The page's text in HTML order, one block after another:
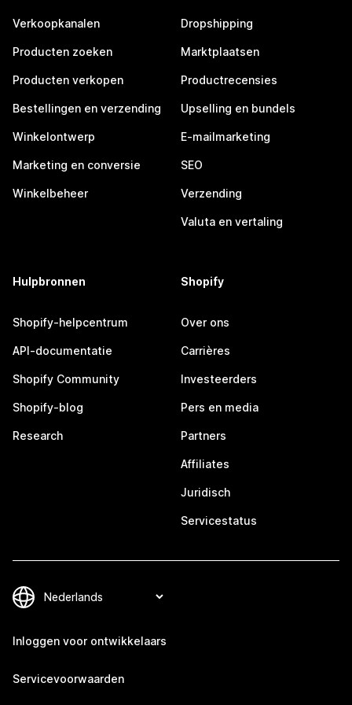
Verkoopkanalen
Producten zoeken
Producten verkopen
Bestellingen en verzending
Winkelontwerp
Marketing en conversie
Winkelbeheer
Dropshipping
Marktplaatsen
Productrecensies
Upselling en bundels
E-mailmarketing
SEO
Verzending
Valuta en vertaling
Hulpbronnen
Shopify-helpcentrum
API-documentatie
Shopify Community
Shopify-blog
Research
Shopify
Over ons
Carrières
Investeerders
Pers en media
Partners
Affiliates
Juridisch
Servicestatus
Inloggen voor ontwikkelaars
Servicevoorwaarden